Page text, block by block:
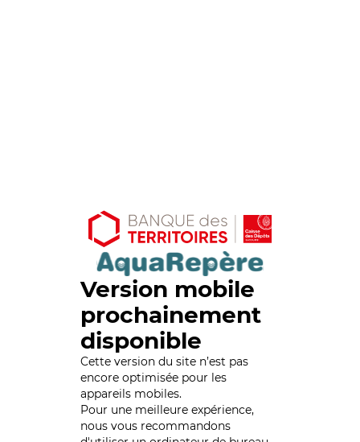
Version mobile
prochainement
disponible
Cette version du site n’est pas
encore optimisée pour les
appareils mobiles.
Pour une meilleure expérience,
nous vous recommandons